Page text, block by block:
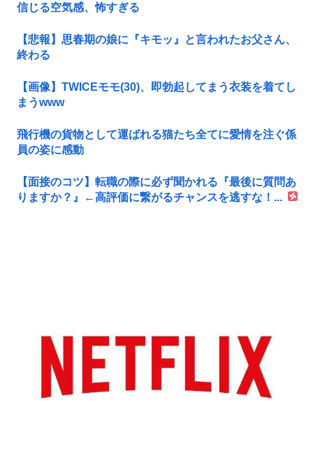
信じる空気感、怖すぎる
【悲報】思春期の娘に『キモッ』と言われたお父さん、
終わる
【画像】TWICEモモ(30)、即勃起してまう衣装を着てし
まうwww
飛行機の貨物として運ばれる猫たち全てに愛情を注ぐ係
員の姿に感動
【面接のコツ】転職の際に必ず聞かれる『最後に質問あ
りますか？』←高評価に繋がるチャンスを逃すな！...